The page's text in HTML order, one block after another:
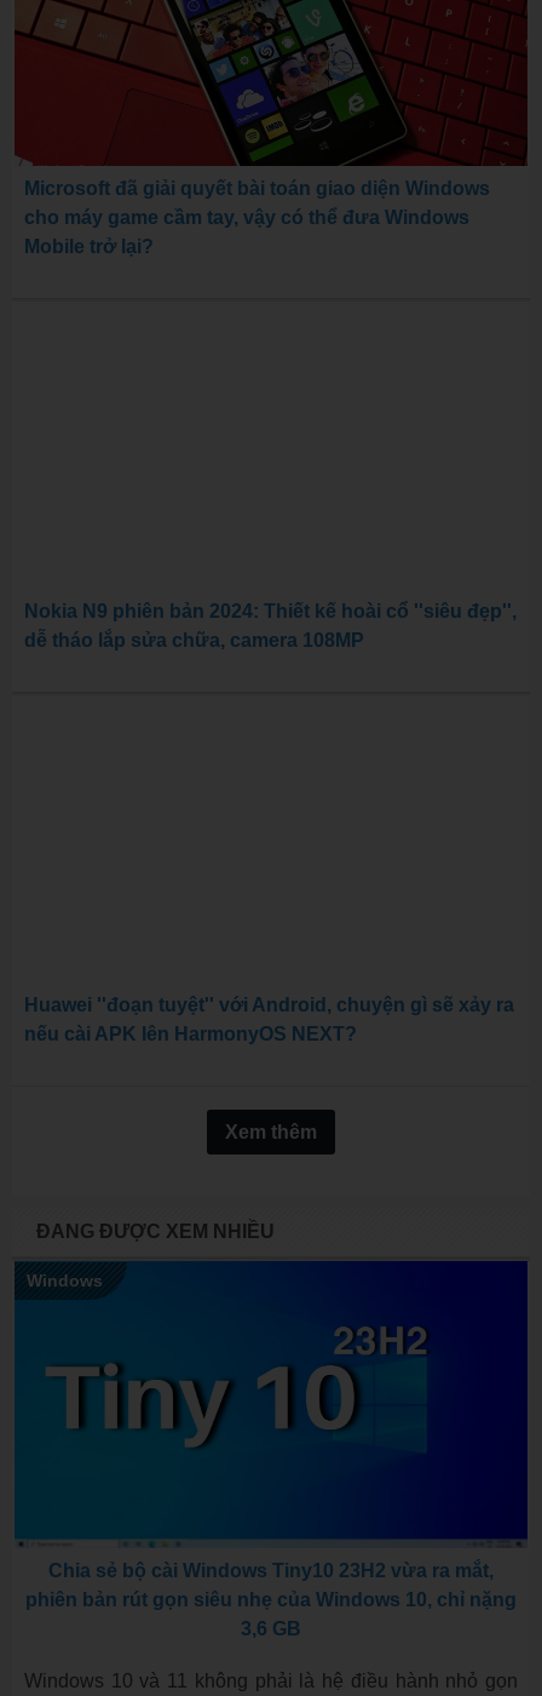
Microsoft đã giải quyết bài toán giao diện Windows
cho máy game cầm tay, vậy có thể đưa Windows
Mobile trở lại?
Nokia N9 phiên bản 2024: Thiết kế hoài cổ ''siêu đẹp'',
dễ tháo lắp sửa chữa, camera 108MP
Huawei ''đoạn tuyệt'' với Android, chuyện gì sẽ xảy ra
nếu cài APK lên HarmonyOS NEXT?
Xem thêm
ĐANG ĐƯỢC XEM NHIỀU
Windows
Chia sẻ bộ cài Windows Tiny10 23H2 vừa ra mắt,
phiên bản rút gọn siêu nhẹ của Windows 10, chỉ nặng
3,6 GB
Windows 10 và 11 không phải là hệ điều hành nhỏ gọn